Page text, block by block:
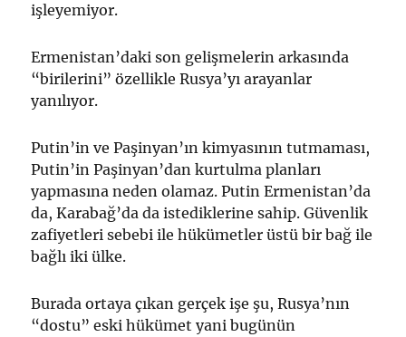
işleyemiyor.
Ermenistan’daki son gelişmelerin arkasında
“birilerini” özellikle Rusya’yı arayanlar
yanılıyor.
Putin’in ve Paşinyan’ın kimyasının tutmaması,
Putin’in Paşinyan’dan kurtulma planları
yapmasına neden olamaz. Putin Ermenistan’da
da, Karabağ’da da istediklerine sahip. Güvenlik
zafiyetleri sebebi ile hükümetler üstü bir bağ ile
bağlı iki ülke.
Burada ortaya çıkan gerçek işe şu, Rusya’nın
“dostu” eski hükümet yani bugünün